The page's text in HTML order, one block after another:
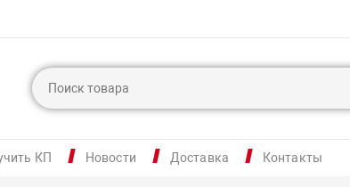
КП Новости Доставка Контакты